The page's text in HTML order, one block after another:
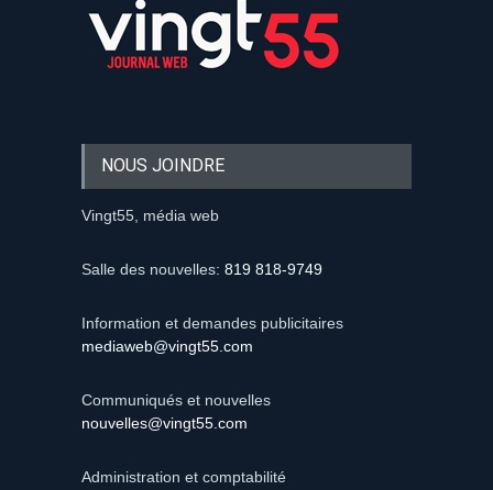
NOUS JOINDRE
Vingt55, média web
Salle des nouvelles: 819 818-9749
Information et demandes publicitaires
mediaweb@vingt55.com
Communiqués et nouvelles
nouvelles@vingt55.com
Administration et comptabilité